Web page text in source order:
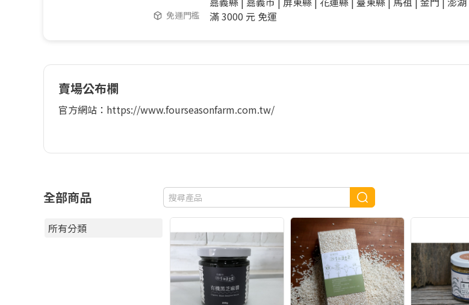
免運門檻 滿 3000 元 免運
賣場公布欄
官方網站：https://www.fourseasonfarm.com.tw/
全部商品
所有分類